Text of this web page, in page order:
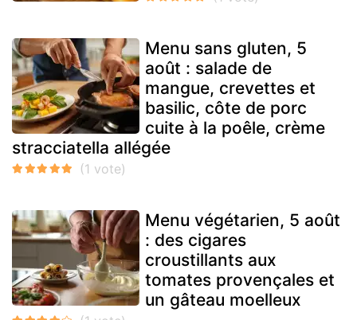
Menu sans gluten, 5
août : salade de
mangue, crevettes et
basilic, côte de porc
cuite à la poêle, crème
stracciatella allégée
Menu végétarien, 5 août
: des cigares
croustillants aux
tomates provençales et
un gâteau moelleux